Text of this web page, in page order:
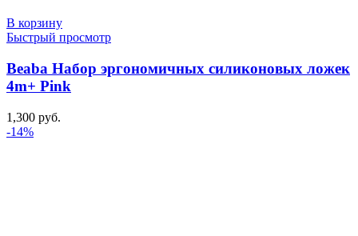
В корзину
Быстрый просмотр
Beaba Набор эргономичных силиконовых ложек
4m+ Pink
1,300 руб.
-14%